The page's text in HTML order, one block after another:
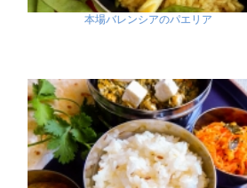
本場バレンシアのパエリア